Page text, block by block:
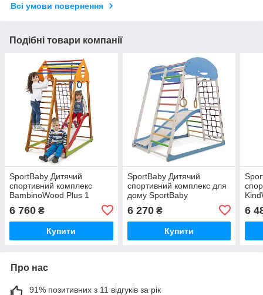
Всі умови повернення
Подібні товари компанії
SportBaby Дитячий
спортивний комплекс
BambinoWood Plus 1
6 760 ₴
Купити
SportBaby Дитячий
спортивний комплекс для
дому SportBaby
6 270₴
Купити
6
Про нас
91% позитивних з 11 відгуків за рік